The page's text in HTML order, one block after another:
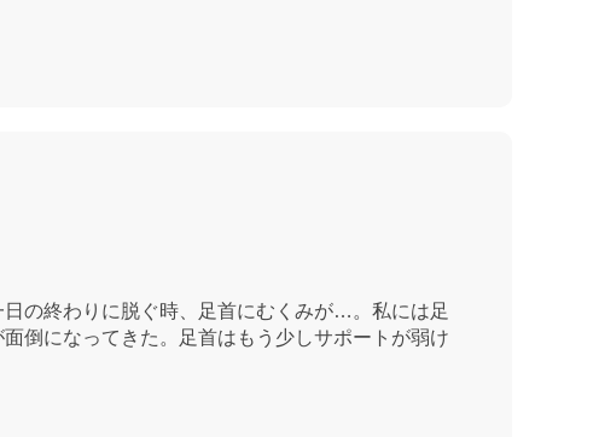
の終わりに脱ぐ時、足首にむくみが…。私には足
倒になってきた。足首はもう少しサポートが弱け